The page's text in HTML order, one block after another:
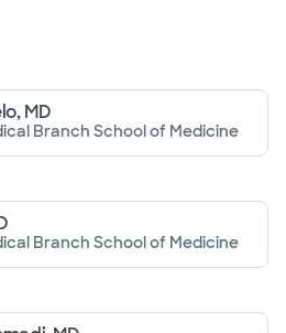
MD
Branch School of Medicine
Branch School of Medicine